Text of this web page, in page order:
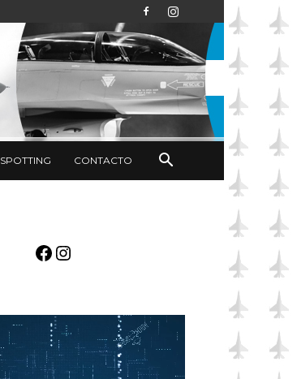
SPOTTING CONTACTO
Facebook
Instagram